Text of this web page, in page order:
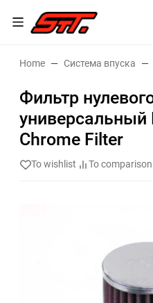
Home Система впуска
Фильтр
универсальный
Chrome Filter
To wishlist To comparison